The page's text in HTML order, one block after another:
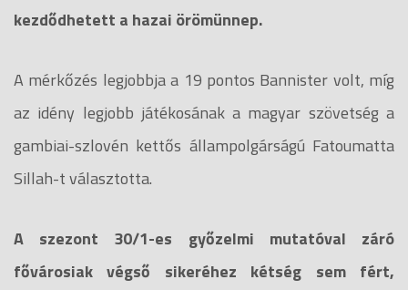
kezdődhetett a hazai örömünnep.
A mérkőzés legjobbja a 19 pontos Bannister volt, míg
az idény legjobb játékosának a magyar szövetség a
gambiai-szlovén kettős állampolgárságú Fatoumatta
Sillah-t választotta.
A szezont 30/1-es győzelmi mutatóval záró
fővárosiak végső sikeréhez kétség sem fért,